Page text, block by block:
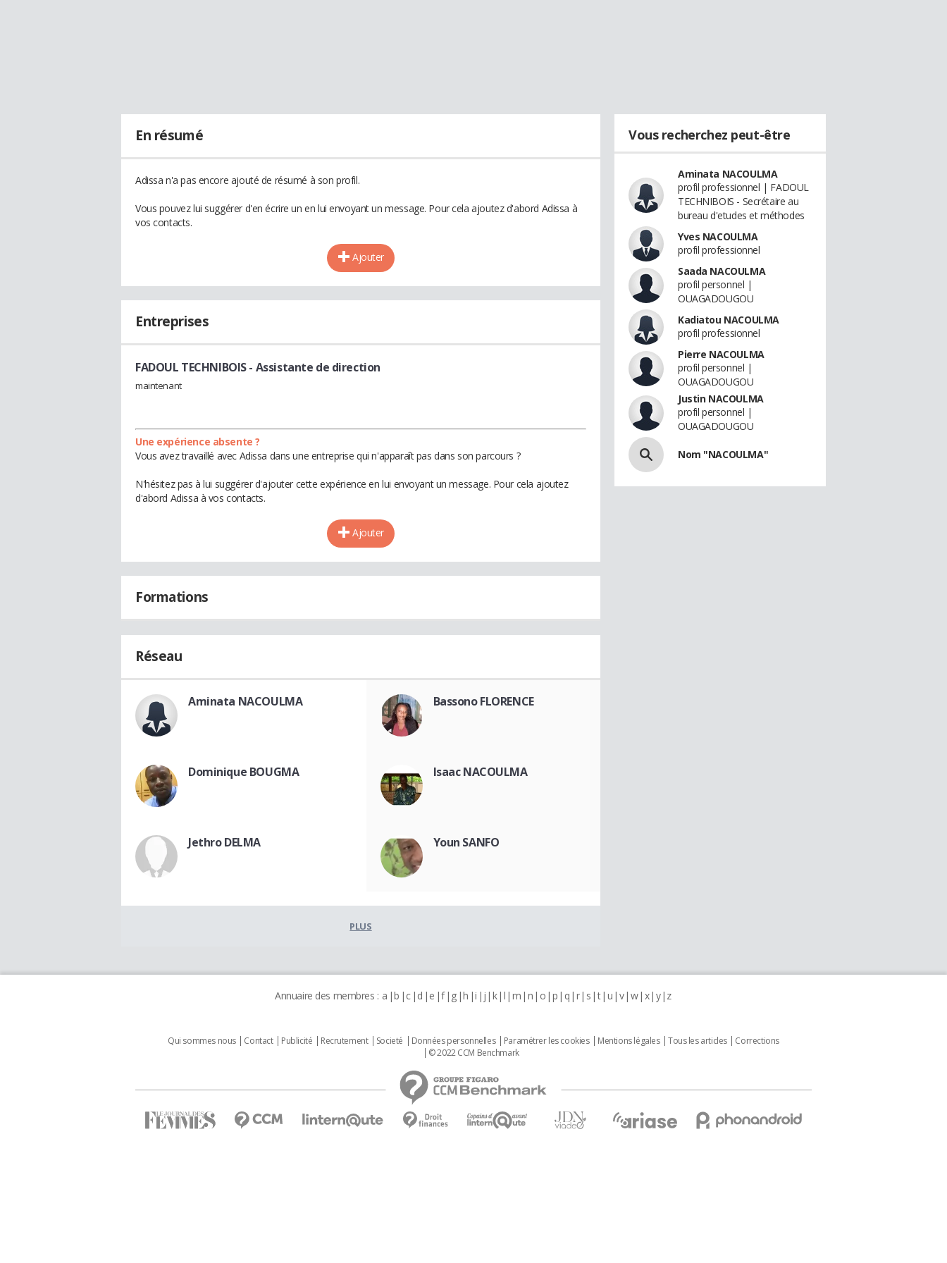
En résumé
Adissa n'a pas encore ajouté de résumé à son profil.
Vous pouvez lui suggérer d'en écrire un en lui envoyant un message. Pour cela ajoutez d'abord Adissa à
vos contacts.
Ajouter
Entreprises
FADOUL TECHNIBOIS- Assistante de direction
maintenant
Une expérience absente ?
Vous avez travaillé avec Adissa dans une entreprise qui n'apparaît pas dans son parcours ?
N'hésitez pas à lui suggérer d'ajouter cette expérience en lui envoyant un message. Pour cela ajoutez
d'abord Adissa à vos contacts.
Ajouter
Formations
Réseau
Aminata NACOULMA Bassono FLORENCE
Dominique BOUGMA Isaac NACOULMA
Jethro DELMA Youn SANFO
PLUS
Vous recherchez peut-être
Aminata NACOULMA
profil professionnel | FADOUL
TECHNIBOIS - Secrétaire au
bureau d'etudes et méthodes
Yves NACOULMA
profil professionnel
Saada NACOULMA
profil personnel |
OUAGADOUGOU
Kadiatou NACOULMA
profil professionnel
Pierre NACOULMA
profil personnel |
OUAGADOUGOU
Justin NACOULMA
profil personnel |
OUAGADOUGOU
Nom "NACOULMA"
Annuaire des membres : a b c d e f g h i j k l m n o p q r s t u v w x y z
Qui sommes nous Contact Publicité Recrutement Societé Données personnelles Paramétrer les cookies Mentions légales Tous les articles
Corrections
© 2022 CCM Benchmark